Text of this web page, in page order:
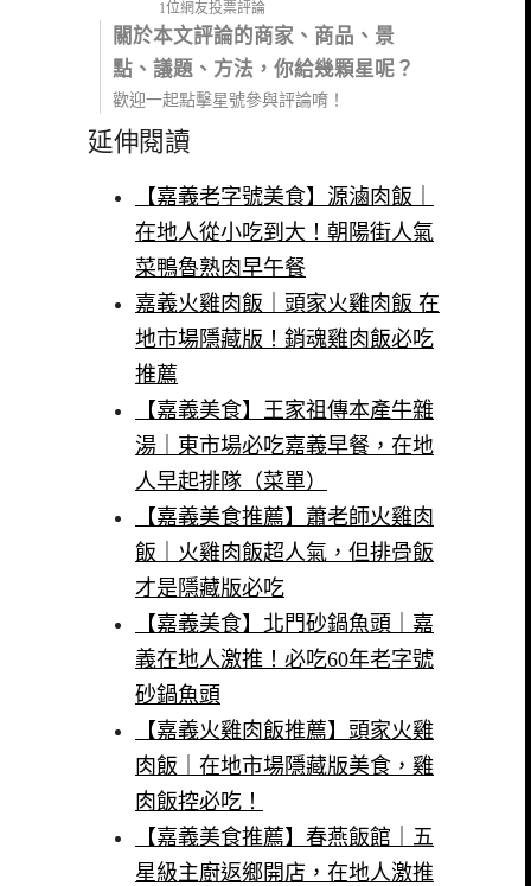
1位網友投票評論
關於本文評論的商家、商品、景
點、議題、方法，你給幾顆星呢？
歡迎一起點擊星號參與評論唷！
延伸閱讀
【嘉義老字號美食】源滷肉飯｜
在地人從小吃到大！朝陽街人氣
菜鴨魯熟肉早午餐
嘉義火雞肉飯｜頭家火雞肉飯 在
地市場隱藏版！銷魂雞肉飯必吃
推薦
【嘉義美食】王家祖傳本產牛雜
湯｜東市場必吃嘉義早餐，在地
人早起排隊（菜單）
【嘉義美食推薦】蕭老師火雞肉
飯｜火雞肉飯超人氣，但排骨飯
才是隱藏版必吃
【嘉義美食】北門砂鍋魚頭｜嘉
義在地人激推！必吃60年老字號
砂鍋魚頭
【嘉義火雞肉飯推薦】頭家火雞
肉飯｜在地市場隱藏版美食，雞
肉飯控必吃！
【嘉義美食推薦】春燕飯館｜五
星級主廚返鄉開店，在地人激推